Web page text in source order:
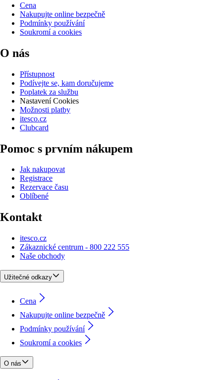
Cena
Nakupujte online bezpečně
Podmínky používání
Soukromí a cookies
O nás
Přístupnost
Podívejte se, kam doručujeme
Poplatek za službu
Nastavení Cookies
Možnosti platby
itesco.cz
Clubcard
Pomoc s prvním nákupem
Jak nakupovat
Registrace
Rezervace času
Oblíbené
Kontakt
itesco.cz
Zákaznické centrum - 800 222 555
Naše obchody
Užitečné odkazy
Cena
Nakupujte online bezpečně
Podmínky používání
Soukromí a cookies
O nás